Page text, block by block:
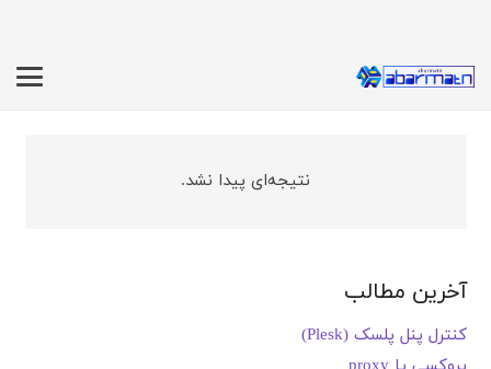
نتیجه‌ای پیدا نشد.
آخرین مطالب
کنترل پنل پلسک (Plesk)